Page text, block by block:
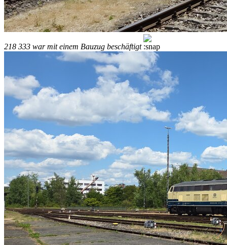
218 333 war mit einem Bauzug beschäftigt